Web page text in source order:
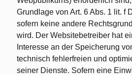
Grundlage von Art. 6 Abs. 1 lit. f
sofern keine andere
wird. Der Websitebetreiber hat
Interesse an der Speicherung
technisch fehlerfreien und
seiner Dienste. Sofern eine